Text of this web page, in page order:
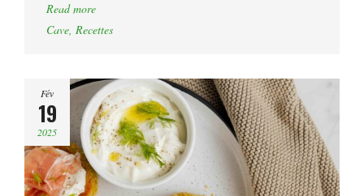
Read more
Cave, Recettes
Fév
19
2025